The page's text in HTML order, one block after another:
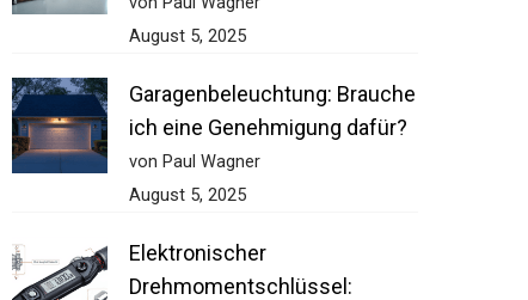
August 5, 2025
Garagenbeleuchtung: Brauche
ich eine Genehmigung dafür?
von Paul Wagner
August 5, 2025
Elektronischer
Drehmomentschlüssel: